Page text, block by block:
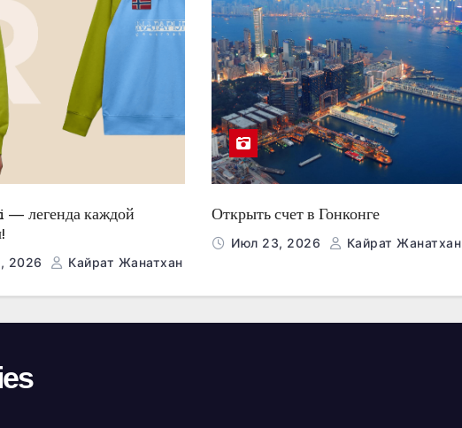
легенда каждой
2026 Кайрат Жанатхан
Открыть счет в Гонконге
Июл 23, 2026 Кайрат Жанатхан